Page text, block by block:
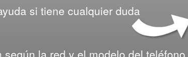
si tiene cualquier duda
la red y el modelo del teléfono.